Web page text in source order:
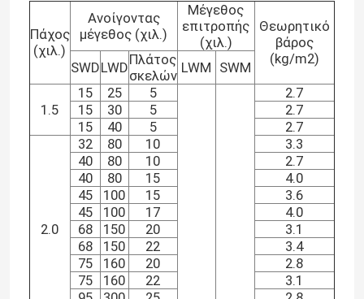
Πάχος
(χιλ.)
Ανοίγοντας
μέγεθος (χιλ.)
Μέγεθος
επιτροπής
(χιλ.)
Θεωρητικό
βάρος
(kg/m2)
SWDLWDΠλάτος
σκελών LWM SWM
1.5
15 25 5
2.7
15
30 5
2.7
15
40 5 2.7
2.0
32 80 10
3.3
40
80 10
2.7
40
80 15
4.0
45
100 15
3.6
45
100 17
4.0
68
150 20
3.1
68
150 22
3.4
75
160 20
2.8
75
160 22
3.1